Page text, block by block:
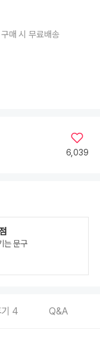
매 시 무료배송
6,039
는 문구
4 Q&A